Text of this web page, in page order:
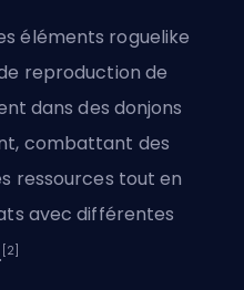
éléments roguelike
reproduction de
dans des donjons
combattant des
ressources tout en
avec différentes
[2]